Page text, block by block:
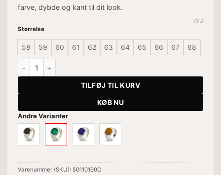
farve, dybde og kant til dit look.
Størrelse
58 59 60 61 62 63 64 65 66 67 68
RYD
TILFØJ TIL KURV
KØB NU
Andre Varianter
Varenummer (SKU): 50110190C